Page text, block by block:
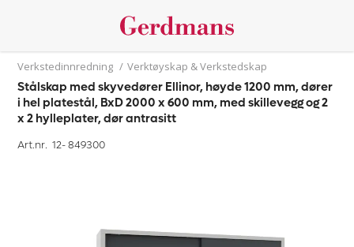
Verkstedinnredning / Verktøyskap & Verkstedskap
Stålskap med skyvedører Ellinor, høyde 1200 mm, dører
i hel platestål, BxD 2000 x 600 mm, med skillevegg og 2
x 2 hylleplater, dør antrasitt
Art.nr. 12-849300